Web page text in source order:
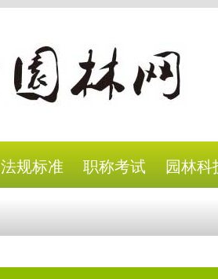
法规标准 职称考试 园林科